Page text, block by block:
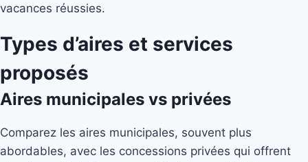
vacances réussies.
Types d’aires et services
proposés
Aires municipales vs privées
Comparez les aires municipales, souvent plus
abordables, avec les concessions privées qui offrent